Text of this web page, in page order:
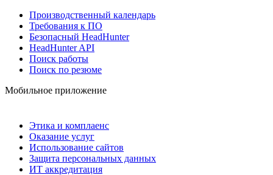
Производственный календарь
Требования к ПО
Безопасный HeadHunter
HeadHunter API
Поиск работы
Поиск по резюме
Мобильное приложение
Этика и комплаенс
Оказание услуг
Использование сайтов
Защита персональных данных
ИТ аккредитация